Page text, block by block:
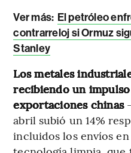
Ver más: El petróleo
contrarreloj si Ormuz
Stanley
Los metales
recibiendo un
exportaciones chinas
abril subió un 14%
incluidos los envíos